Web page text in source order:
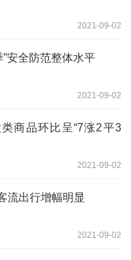
2021-09-02
安全防范整体水平
2021-09-02
商品环比呈“7涨2平3
2021-09-02
流出行增幅明显
2021-09-02